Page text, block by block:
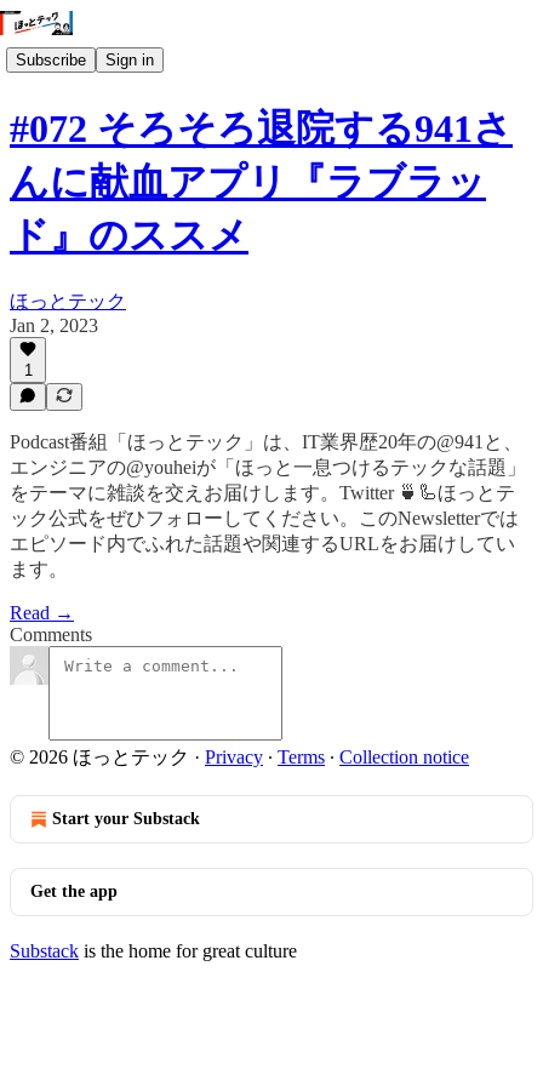
Subscribe Sign in
#072 そろそろ退院する941さ
んに献血アプリ『ラブラッ
ド』のススメ
ほっとテック
Jan 2, 2023
1
Podcast番組「ほっとテック」は、IT業界歴20年の@941と、
エンジニアの@youheiが「ほっと一息つけるテックな話題」
をテーマに雑談を交えお届けします。Twitter 🍵🦾ほっとテ
ック公式をぜひフォローしてください。このNewsletterでは
エピソード内でふれた話題や関連するURLをお届けしてい
ます。
Read →
Comments
© 2026 ほっとテック · Privacy ∙ Terms ∙ Collection notice
Start your Substack
Get the app
Substack is the home for great culture